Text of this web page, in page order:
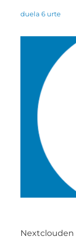
duela 6 urte
Nextclouden